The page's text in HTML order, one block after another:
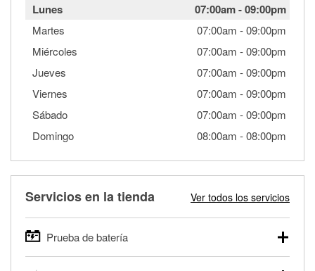
Lunes 07:00am-09:00pm
Martes 07:00am -09:00pm
Miércoles
07:00am -09:00pm
Jueves
07:00am -09:00pm
Viernes
07:00am -09:00pm
Sábado
07:00am -09:00pm
Domingo
08:00am -08:00pm
Servicios en la tienda Ver todos los servicios
Prueba de batería